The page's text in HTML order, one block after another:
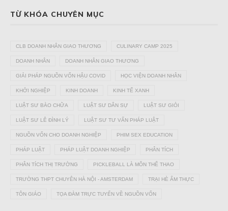
TỪ KHÓA CHUYÊN MỤC
CLB DOANH NHÂN GIAO THƯƠNG CULINARY CAMP 2025
DOANH NHÂN DOANH NHÂN GIAO THƯƠNG
GIẢI PHÁP NGUỒN VỐN HẬU COVID HỌC VIỆN DOANH NHÂN
KHỞI NGHIỆP KINH DOANH KINH TẾ XANH
LUẬT SƯ BÀO CHỮA LUẬT SƯ DÂN SỰ LUẬT SƯ GIỎI
LUẬT SƯ LÊ ĐÌNH LÝ LUẬT SƯ TƯ VẤN PHÁP LUẬT
NGUỒN VỐN CHO DOANH NGHIỆP PHIM SEX EDUCATION
PHÁP LUẬT PHÁP LUẬT DOANH NGHIỆP PHÂN TÍCH
PHÂN TÍCH THỊ TRƯỜNG PICKLEBALL LÀ MÔN THỂ THAO
TRƯỜNG THPT CHUYÊN HÀ NỘI - AMSTERDAM TRẠI HÈ ẨM THỰC
TÔN GIÁO TỌA ĐÀM TRỰC TUYẾN VỀ NGUỒN VỐN